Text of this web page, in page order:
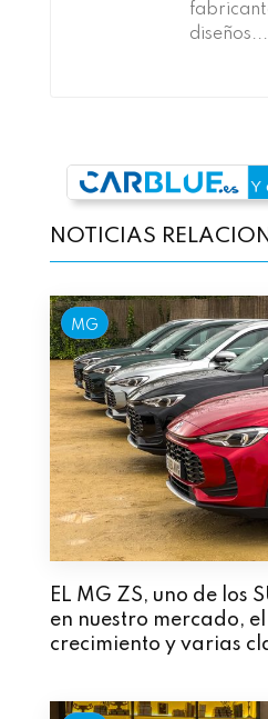
diseños...
NOTICIAS
MG
EL MG ZS, uno de los
en nuestro mercado,
crecimiento y varias